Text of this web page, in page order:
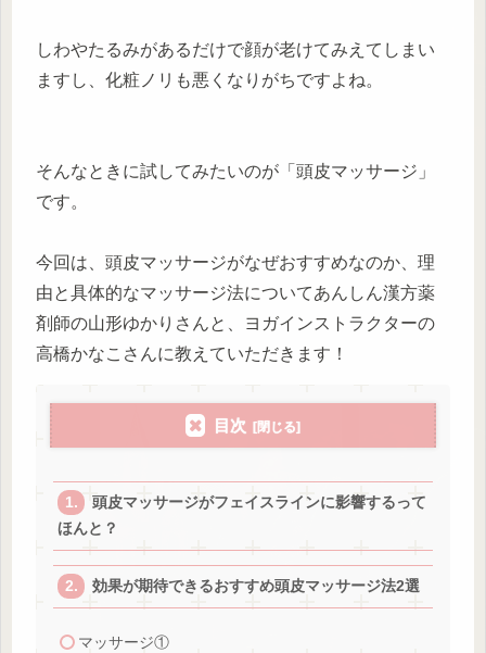
しわやたるみがあるだけで顔が老けてみえてしまい
ますし、化粧ノリも悪くなりがちですよね。
そんなときに試してみたいのが「頭皮マッサージ」
です。
今回は、頭皮マッサージがなぜおすすめなのか、理
由と具体的なマッサージ法についてあんしん漢方薬
剤師の山形ゆかりさんと、ヨガインストラクターの
高橋かなこさんに教えていただきます！
目次
頭皮マッサージがフェイスラインに影響するって
ほんと？
効果が期待できるおすすめ頭皮マッサージ法2選
マッサージ①